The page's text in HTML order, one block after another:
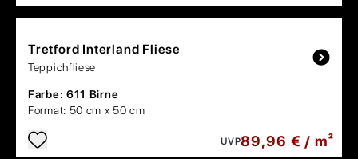
Tretford Interland Fliese
Teppichfliese
Farbe: 611 Birne
Format: 50 cm x 50 cm
UVP89,96 € / m²